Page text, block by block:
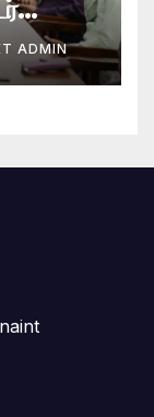
ADMIN